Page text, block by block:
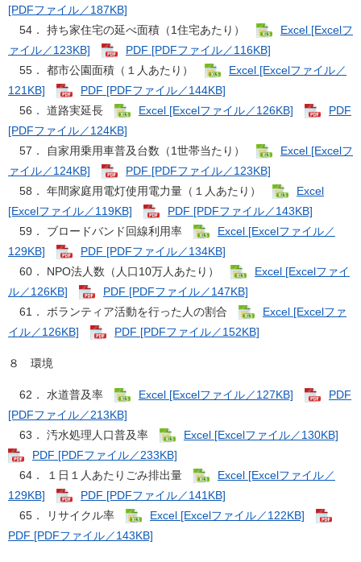
[PDFファイル／187KB]
54． 持ち家住宅の延べ面積（1住宅あたり）
Excel [Excelフ
ァイル／123KB]
PDF [PDFファイル／116KB]
55． 都市公園面積（１人あたり）
Excel [Excelファイル／
121KB]
PDF [PDFファイル／144KB]
56． 道路実延長
Excel [Excelファイル／126KB]
PDF
[PDFファイル／124KB]
57． 自家用乗用車普及台数（1世帯当たり）
Excel [Excelフ
ァイル／124KB]
PDF [PDFファイル／123KB]
58． 年間家庭用電灯使用電力量（１人あたり）
Excel
[Excelファイル／119KB]
PDF [PDFファイル／143KB]
59． ブロードバンド回線利用率
Excel [Excelファイル／
129KB]
PDF [PDFファイル／134KB]
60． NPO法人数（人口10万人あたり）
Excel [Excelファイ
ル／126KB]
PDF [PDFファイル／147KB]
61． ボランティア活動を行った人の割合
Excel [Excelファ
イル／126KB]
PDF [PDFファイル／152KB]
８ 環境
62． 水道普及率 Excel [Excelファイル／127KB]
PDF
[PDFファイル／213KB]
63． 汚水処理人口普及率
Excel [Excelファイル／130KB]
PDF [PDFファイル／233KB]
64． １日１人あたりごみ排出量
Excel [Excelファイル／
129KB]
PDF [PDFファイル／141KB]
65． リサイクル率
Excel [Excelファイル／122KB]
PDF [PDFファイル／143KB]